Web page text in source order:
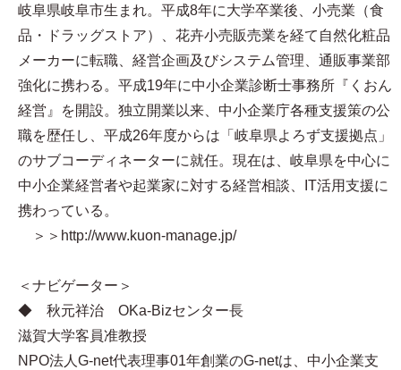
岐阜県岐阜市生まれ。平成8年に大学卒業後、小売業（食
品・ドラッグストア）、花卉小売販売業を経て自然化粧品
メーカーに転職、経営企画及びシステム管理、通販事業部
強化に携わる。平成19年に中小企業診断士事務所『くおん
経営』を開設。独立開業以来、中小企業庁各種支援策の公
職を歴任し、平成26年度からは「岐阜県よろず支援拠点」
のサブコーディネーターに就任。現在は、岐阜県を中心に
中小企業経営者や起業家に対する経営相談、IT活用支援に
携わっている。
＞＞http://www.kuon-manage.jp/
＜ナビゲーター＞
◆ 秋元祥治 OKa-Bizセンター長
滋賀大学客員准教授
NPO法人G-net代表理事 01年創業のG-netは、中小企業支